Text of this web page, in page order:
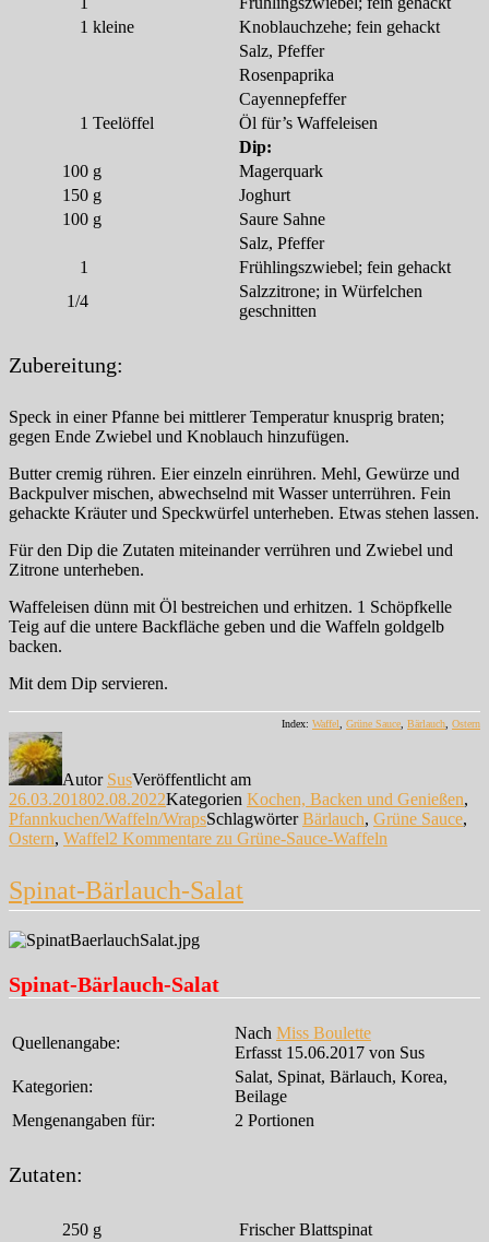
1 kleine
Knoblauchzehe; fein gehackt
Salz, Pfeffer
Rosenpaprika
Cayennepfeffer
1 Teelöffel
Öl für’s Waffeleisen
Dip:
100 g
Magerquark
150 g
Joghurt
100 g
Saure Sahne
Salz, Pfeffer
1
Frühlingszwiebel; fein gehackt
1/4
Salzzitrone; in Würfelchen
geschnitten
Zubereitung:
Speck in einer Pfanne bei mittlerer Temperatur knusprig braten;
gegen Ende Zwiebel und Knoblauch hinzufügen.
Butter cremig rühren. Eier einzeln einrühren. Mehl, Gewürze und
Backpulver mischen, abwechselnd mit Wasser unterrühren. Fein
gehackte Kräuter und Speckwürfel unterheben. Etwas stehen lassen.
Für den Dip die Zutaten miteinander verrühren und Zwiebel und
Zitrone unterheben.
Waffeleisen dünn mit Öl bestreichen und erhitzen. 1 Schöpfkelle
Teig auf die untere Backfläche geben und die Waffeln goldgelb
backen.
Mit dem Dip servieren.
Index: Waffel Grüne Sauce Bärlauch Ostern
Autor SusVeröffentlicht am
26.03.201802.08.2022Kategorien Kochen, Backen und Genießen,
Pfannkuchen/Waffeln/WrapsSchlagwörterBärlauch, Grüne Sauce,
Ostern, Waffel2 Kommentare zu Grüne-Sauce-Waffeln
Spinat-Bärlauch-Salat
Spinat-Bärlauch-Salat
Quellenangabe:
Nach Miss Boulette
Erfasst 15.06.2017 von Sus
Kategorien:
Salat, Spinat, Bärlauch, Korea,
Beilage
Mengenangaben für:
2 Portionen
Zutaten:
250 g
Frischer Blattspinat